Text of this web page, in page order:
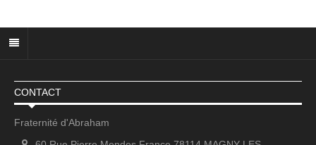
CONTACT
Fraternité d'Abraham